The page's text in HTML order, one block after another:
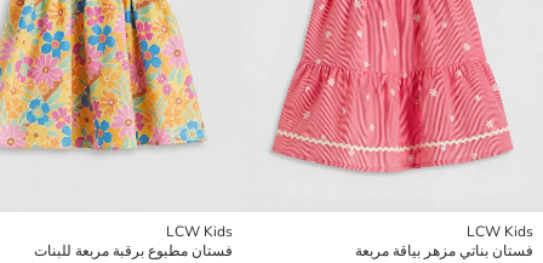
LCW Kids
فستان بناتي مزهر بياقة مربعة
LCW Kids
فستان مطبوع برقبة مربعة للبنات